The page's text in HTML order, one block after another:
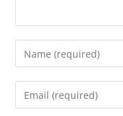
Enter
your
name
Enter
your